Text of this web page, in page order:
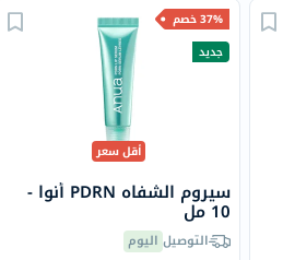
37% خصم
جديد
أقل سعر
سيروم الشفاه PDRN أنوا -
10 مل
التوصيل اليوم